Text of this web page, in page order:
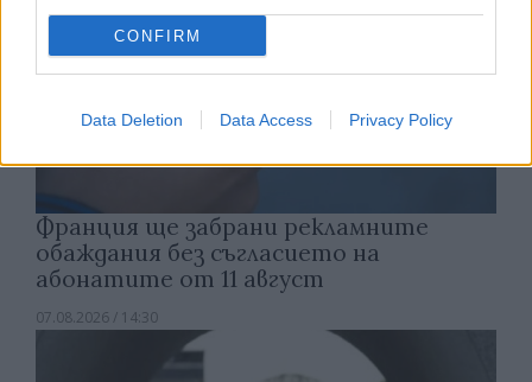
CONFIRM
Data Deletion Data Access Privacy Policy
Франция ще забрани рекламните
обаждания без съгласието на
абонатите от 11 август
07.08.2026 / 14:30